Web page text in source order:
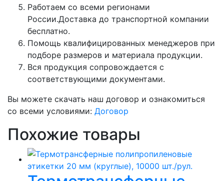
Работаем со всеми регионами
России.Доставка до транспортной компании
бесплатно.
Помощь квалифицированных менеджеров при
подборе размеров и материала продукции.
Вся продукция сопровождается с
соответствующими документами.
Вы можете скачать наш договор и ознакомиться
со всеми условиями: Договор
Похожие товары